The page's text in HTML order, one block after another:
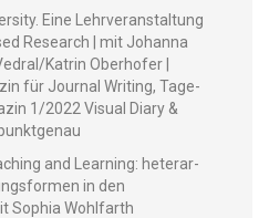
Eine Lehrver­anstal­tung
Research | mit Johan­na
Katrin Ober­hofer |
für Jour­nal Writ­ing, Tage­
1/2022 Visu­al Diary &
and Learn­ing: het­er­ar­
in den
Sophia Wohl­far­th